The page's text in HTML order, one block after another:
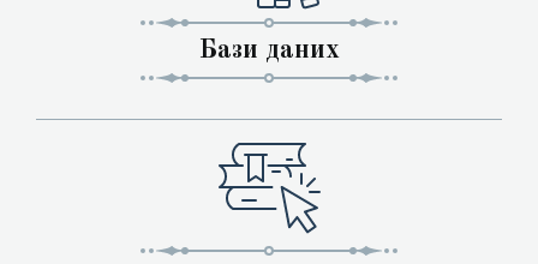
Бази даних